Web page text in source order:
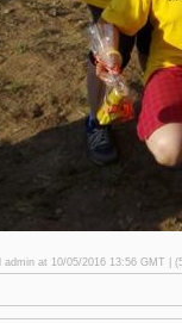
adminat 10/05/2016 13:56 GMT |